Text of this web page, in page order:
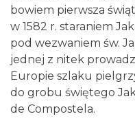
bowiem pierwsza
w 1582 r. staraniem
pod wezwaniem św.
jednej z nitek
Europie szlaku
do grobu świętego
de Compostela.